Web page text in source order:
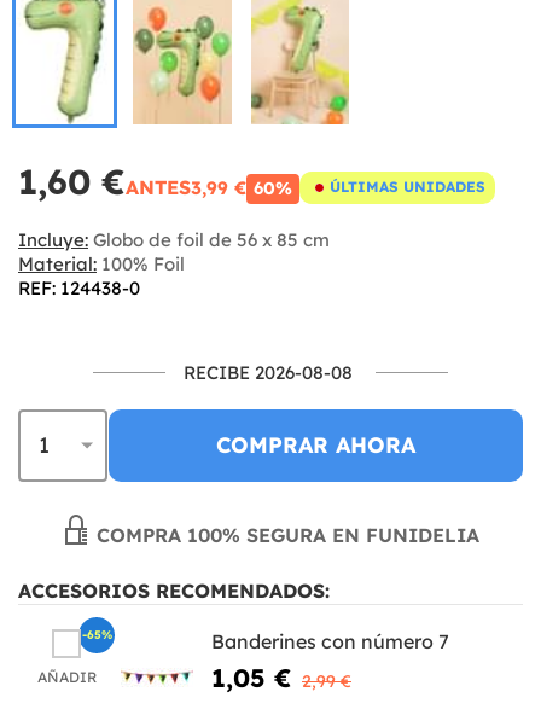
1,60 €ANTES3,99 € 60% ÚLTIMAS UNIDADES
Incluye: Globo de foil de 56 x 85 cm
Material: 100% Foil
REF: 124438-0
RECIBE 2026-08-08
COMPRAR AHORA
COMPRA 100% SEGURA EN FUNIDELIA
ACCESORIOS RECOMENDADOS:
AÑADIR
Banderines con número 7
1,05 € 2,99 €
-65%